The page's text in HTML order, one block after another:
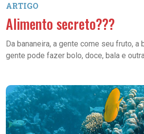
ARTIGO
Alimento secreto???
Da bananeira, a gente come seu fruto, a
gente pode fazer bolo, doce, bala e